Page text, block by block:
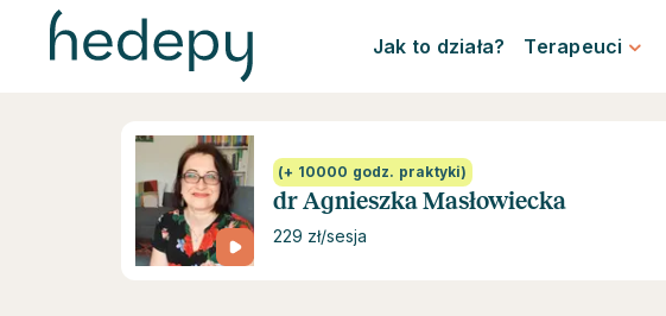
Jak to działa? Terapeuci
(+ 10000 godz. praktyki)
dr Agnieszka Masłowiecka
229 zł/sesja